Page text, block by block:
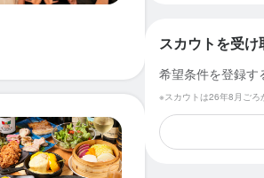
スカウトを受け
希望条件を登録す
※スカウトは26年8月ごろ